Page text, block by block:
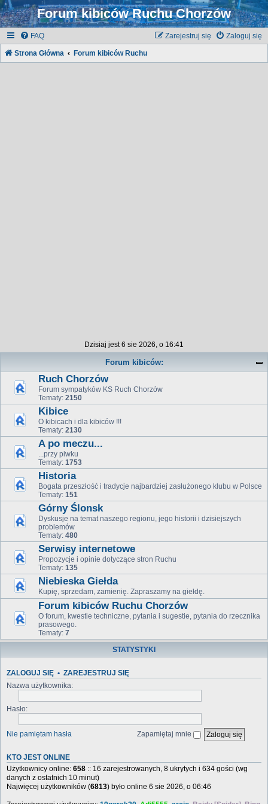
Forum kibiców Ruchu Chorzów
FAQ Zaloguj się
Zarejestruj się
Strona Główna Forum kibiców Ruchu
Dzisiaj jest 6 sie 2026, o 16:41
Forum kibiców:
Ruch Chorzów
Forum sympatyków KS Ruch Chorzów
Tematy: 2150
Kibice
O kibicach i dla kibiców !!!
Tematy: 2130
A po meczu...
...przy piwku
Tematy: 1753
Historia
Bogata przeszłość i tradycje najbardziej zasłużonego klubu w Polsce
Tematy: 151
Górny Ślonsk
Dyskusje na temat naszego regionu, jego historii i dzisiejszych
problemów
Tematy: 480
Serwisy internetowe
Propozycje i opinie dotyczące stron Ruchu
Tematy: 135
Niebieska Giełda
Kupię, sprzedam, zamienię. Zapraszamy na giełdę.
Forum kibiców Ruchu Chorzów
O forum, kwestie techniczne, pytania i sugestie, pytania do rzecznika
prasowego.
Tematy: 7
STATYSTYKI
ZALOGUJ SIĘ • ZAREJESTRUJ SIĘ
Nazwa użytkownika:
Hasło:
Nie pamiętam hasła Zapamiętaj mnie
KTO JEST ONLINE
Użytkownicy online: 658 :: 16 zarejestrowanych, 8 ukrytych i 634 gości (wg
danych z ostatnich 10 minut)
Najwięcej użytkowników (6813) było online 6 sie 2026, o 06:46